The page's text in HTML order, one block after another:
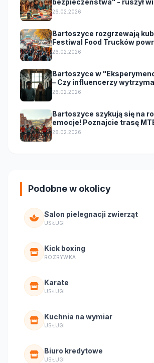
bezpieczeństwa" - ruszył
dla uczniów!
26.02.2026
Bartoszyce rozgrzewają
Festiwal Food Trucków
wrześniu 2025!
26.02.2026
Bartoszyce w
– Czy influencerzy
kratkami?
26.02.2026
Bartoszyce szykują się na
emocje! Poznajcie trasę
King Bike 2026
26.02.2026
Podobne w okolicy
Salon pielegnacji zwierząt
USŁUGI
Kick boxing
ROZRYWKA
Karate
USŁUGI
Kuchnia na wymiar
USŁUGI
Biuro kredytowe
USŁUGI